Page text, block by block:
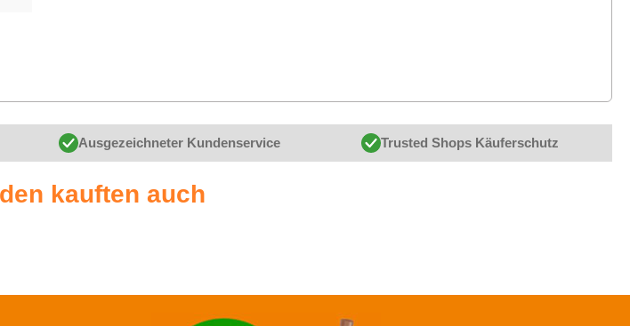
Ausgezeichneter Kundenservice Trusted Shops Käuferschutz
kauften auch